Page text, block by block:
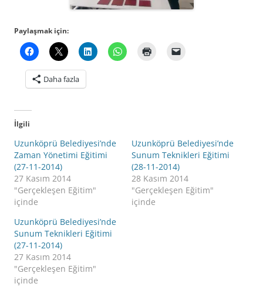
Paylaşmak için:
Daha fazla
İlgili
Uzunköprü Belediyesi’nde
Zaman Yönetimi Eğitimi
(27-11-2014)
27 Kasım 2014
"Gerçekleşen Eğitim"
içinde
Uzunköprü Belediyesi’nde
Sunum Teknikleri Eğitimi
(28-11-2014)
28 Kasım 2014
"Gerçekleşen Eğitim"
içinde
Uzunköprü Belediyesi’nde
Sunum Teknikleri Eğitimi
(27-11-2014)
27 Kasım 2014
"Gerçekleşen Eğitim"
içinde